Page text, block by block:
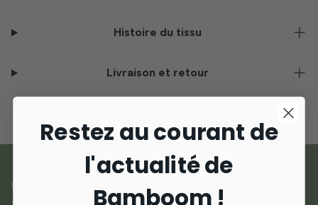
Histoire du tissu
Livraison et retour
NOS MATÉRIAUX
Bamboom est né de l'amour des matériaux d'origine naturelle,
alliant
innovation et durabilitépour créer des produits de
Restez au courant de
l'actualité de
Bamboom !